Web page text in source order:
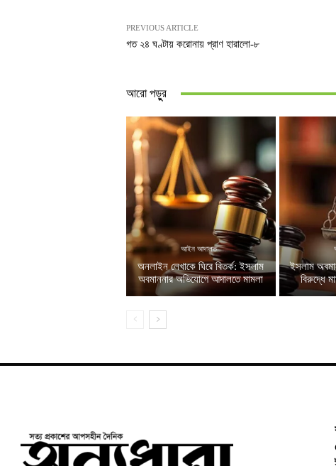
PREVIOUS ARTICLE
গত ২৪ ঘণ্টায় করোনায় প্রাণ হারালো-৮
আরো পড়ুুর
আইন আদালত
অনলাইন লেখাকে ঘিরে বিতর্ক: ইসলাম
অবমাননার অভিযোগে আদালতে মামলা
ইসলাম
বিরুদ্ধে